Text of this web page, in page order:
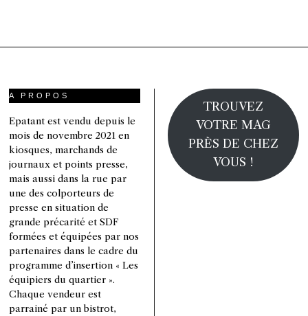
A PROPOS
Epatant est vendu depuis le
mois de novembre 2021 en
kiosques, marchands de
journaux et points presse,
mais aussi dans la rue par
une des colporteurs de
presse en situation de
grande précarité et SDF
formées et équipées par nos
partenaires dans le cadre du
programme d’insertion « Les
équipiers du quartier ».
Chaque vendeur est
parrainé par un bistrot,
TROUVEZ
VOTRE MAG
PRÈS DE CHEZ
VOUS !